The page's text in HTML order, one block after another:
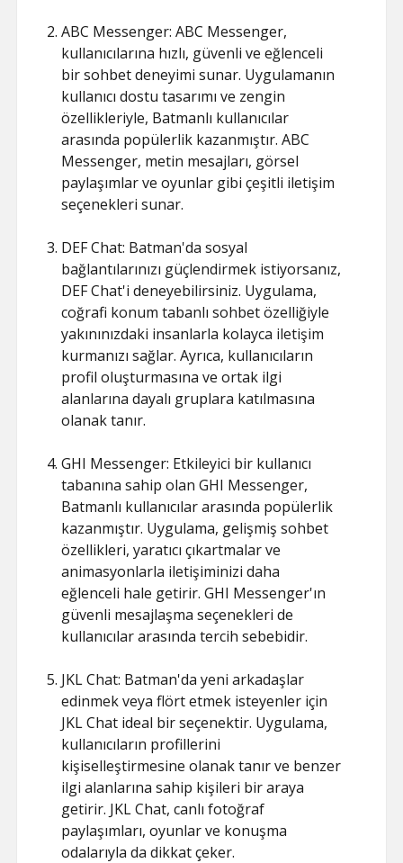
ABC Messenger: ABC Messenger,
kullanıcılarına hızlı, güvenli ve eğlenceli
bir sohbet deneyimi sunar. Uygulamanın
kullanıcı dostu tasarımı ve zengin
özellikleriyle, Batmanlı kullanıcılar
arasında popülerlik kazanmıştır. ABC
Messenger, metin mesajları, görsel
paylaşımlar ve oyunlar gibi çeşitli iletişim
seçenekleri sunar.
DEF Chat: Batman'da sosyal
bağlantılarınızı güçlendirmek istiyorsanız,
DEF Chat'i deneyebilirsiniz. Uygulama,
coğrafi konum tabanlı sohbet özelliğiyle
yakınınızdaki insanlarla kolayca iletişim
kurmanızı sağlar. Ayrıca, kullanıcıların
profil oluşturmasına ve ortak ilgi
alanlarına dayalı gruplara katılmasına
olanak tanır.
GHI Messenger: Etkileyici bir kullanıcı
tabanına sahip olan GHI Messenger,
Batmanlı kullanıcılar arasında popülerlik
kazanmıştır. Uygulama, gelişmiş sohbet
özellikleri, yaratıcı çıkartmalar ve
animasyonlarla iletişiminizi daha
eğlenceli hale getirir. GHI Messenger'ın
güvenli mesajlaşma seçenekleri de
kullanıcılar arasında tercih sebebidir.
JKL Chat: Batman'da yeni arkadaşlar
edinmek veya flört etmek isteyenler için
JKL Chat ideal bir seçenektir. Uygulama,
kullanıcıların profillerini
kişiselleştirmesine olanak tanır ve benzer
ilgi alanlarına sahip kişileri bir araya
getirir. JKL Chat, canlı fotoğraf
paylaşımları, oyunlar ve konuşma
odalarıyla da dikkat çeker.